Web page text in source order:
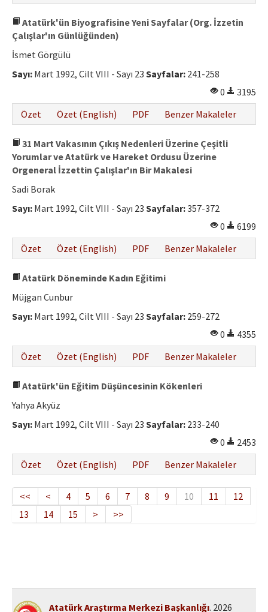
Atatürk'ün Biyografisine Yeni Sayfalar (Org. İzzetin
Çalışlar'ın Günlüğünden)
İsmet Görgülü
Sayı: Mart 1992, Cilt VIII - Sayı 23 Sayfalar: 241-258
0
3195
Özet
Özet (English) PDF Benzer Makaleler
31 Mart Vakasının Çıkış Nedenleri Üzerine Çeşitli
Yorumlar ve Atatürk ve Hareket Ordusu Üzerine
Orgeneral İzzettin Çalışlar'ın Bir Makalesi
Sadi Borak
Sayı: Mart 1992, Cilt VIII - Sayı 23 Sayfalar:357-372
0
6199
Özet
Özet (English) PDF Benzer Makaleler
Atatürk Döneminde Kadın Eğitimi
Müjgan Cunbur
Sayı: Mart 1992, Cilt VIII - Sayı 23 Sayfalar: 259-272
0
4355
Özet
Özet (English) PDF Benzer Makaleler
Atatürk'ün Eğitim Düşüncesinin Kökenleri
Yahya Akyüz
Sayı: Mart 1992, Cilt VIII - Sayı 23 Sayfalar: 233-240
0
2453
Özet
Özet (English) PDF Benzer Makaleler
<< < 4 5 6 7 8 9 10 11
12
13
14 15 > >>
Atatürk Araştırma Merkezi Başkanlığı. 2026